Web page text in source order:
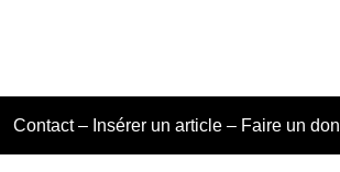
Contact – Insérer un article – Faire un don